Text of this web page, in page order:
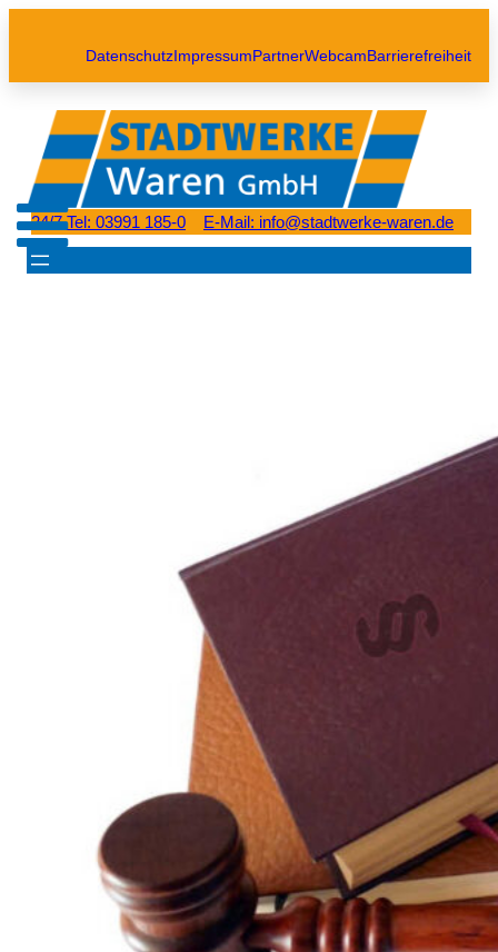
DatenschutzImpressumPartnerWebcamBarrierefreiheit
24/7 Tel: 03991 185-0 E-Mail: info@stadtwerke-waren.de